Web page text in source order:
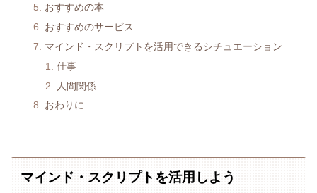
おすすめの本
おすすめのサービス
マインド・スクリプトを活用できるシチュエーション
仕事
人間関係
おわりに
マインド・スクリプトを活用しよう